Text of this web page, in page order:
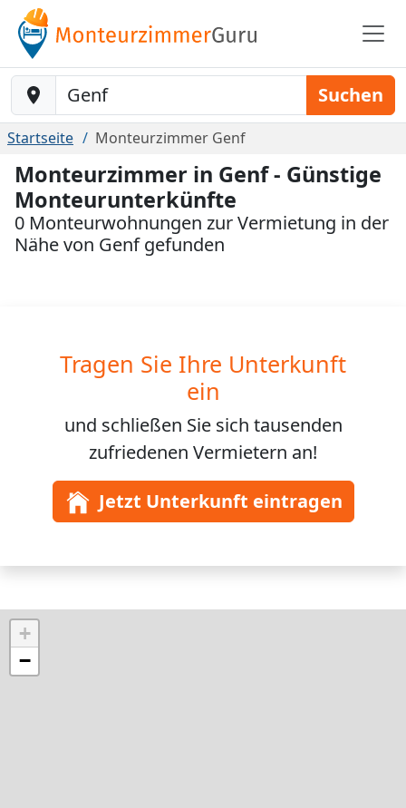
Baustelle-Location Suchen
Startseite Monteurzimmer Genf
Monteurzimmer in Genf - Günstige
Monteurunterkünfte
0 Monteurwohnungen zur Vermietung in der
Nähe von Genf gefunden
Tragen Sie Ihre Unterkunft
ein
und schließen Sie sich tausenden
zufriedenen Vermietern an!
Jetzt Unterkunft eintragen
+
−